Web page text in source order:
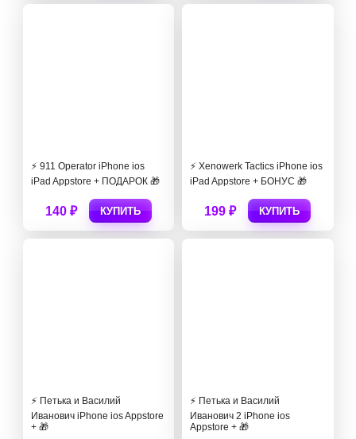
⚡️ 911 Operator iPhone ios
iPad Appstore + ПОДАРОК 🎁
140 ₽ КУПИТЬ
⚡️ Xenowerk Tactics iPhone ios
iPad Appstore + БОНУС 🎁
199 ₽ КУПИТЬ
⚡️ Петька и Василий
Иванович iPhone ios Appstore
+ 🎁
⚡️ Петька и Василий
Иванович 2 iPhone ios
Appstore + 🎁